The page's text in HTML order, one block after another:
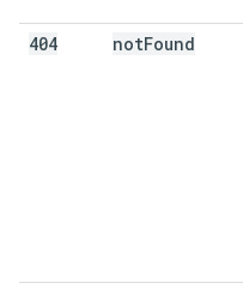
404 notFound